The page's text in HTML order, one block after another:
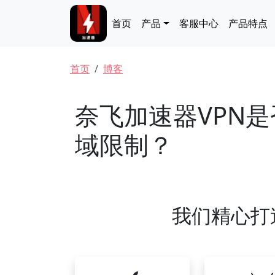
Main navigation
首页 产品 客服中心 产品特点
面包屑
首页 博客
奈飞加速器VPN
域限制？
我们精心